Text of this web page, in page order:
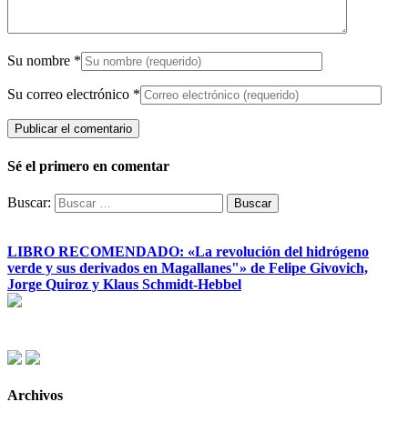
Su nombre *
Su correo electrónico *
Sé el primero en comentar
Buscar:
LIBRO RECOMENDADO: «La revolución del hidrógeno
verde y sus derivados en Magallanes"» de Felipe Givovich,
Jorge Quiroz y Klaus Schmidt-Hebbel
Archivos